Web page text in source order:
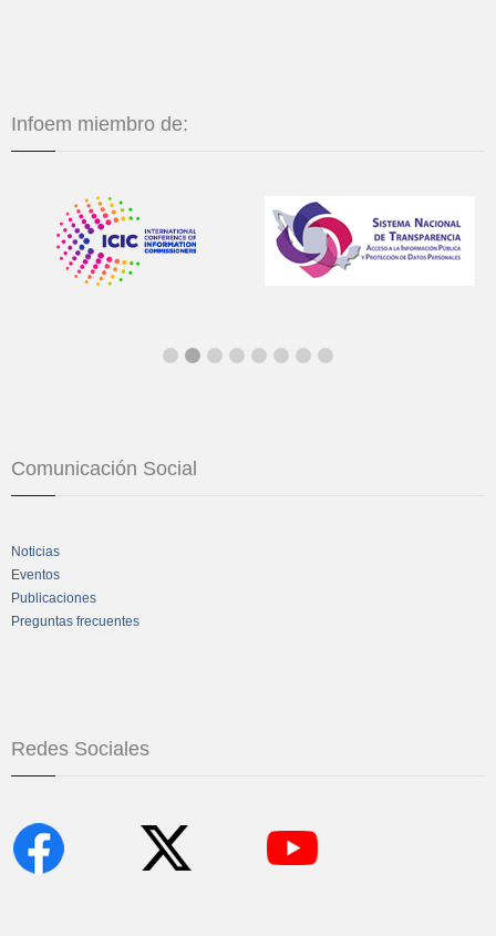
Infoem miembro de:
Comunicación Social
Noticias
Eventos
Publicaciones
Preguntas frecuentes
Redes Sociales